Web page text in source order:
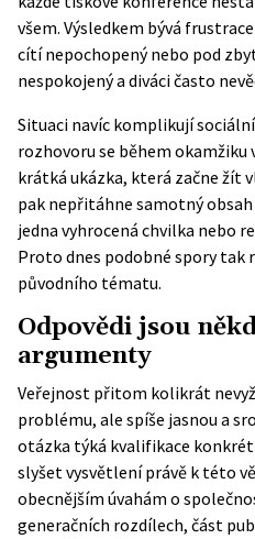
všem. Výsledkem bývá
cítí nepochopený nebo pod
nespokojený a diváci často
Situaci navíc komplikují
rozhovoru se během okamžiku
krátká ukázka, která začne žít
pak nepřitáhne samotný
jedna vyhrocená chvilka nebo
Proto dnes podobné spory tak
původního tématu.
Odpovědi jsou
argumenty
Veřejnost přitom kolikrát
problému, ale spíše jasnou a
otázka týká kvalifikace
slyšet vysvětlení právě k této
obecnějším úvahám o
generačních rozdílech, část